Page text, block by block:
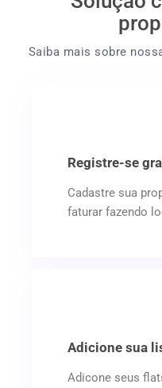
Saiba mais sobre
Registre-se
Cadastre sua
faturar fazendo
Adicione sua
Adicone seus